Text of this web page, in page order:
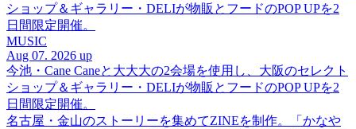
ショップ＆ギャラリー・DELIが物販とフードのPOP UPを2
日間限定開催。
MUSIC
Aug 07. 2026 up
今池・Cane Caneと大大大の2会場を使用し、大阪のセレクト
ショップ＆ギャラリー・DELIが物販とフードのPOP UPを2
日間限定開催。
名古屋・金山のストーリーを集めてZINEを制作。「かなや